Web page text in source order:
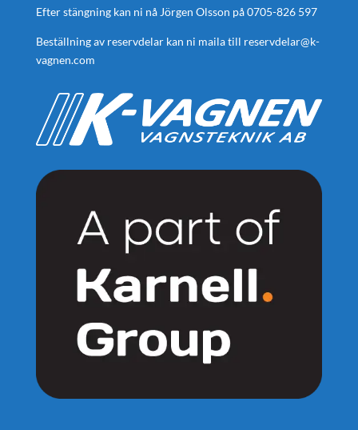
Efter stängning kan ni nå Jörgen Olsson på0705-826 597
Beställning av reservdelar kan ni maila till reservdelar@k-
vagnen.com